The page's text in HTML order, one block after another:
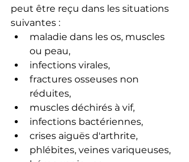
peut être reçu dans les situations
suivantes :
maladie dans les os, muscles
ou peau,
infections virales,
fractures osseuses non
réduites,
muscles déchirés à vif,
infections bactériennes,
crises aiguës d'arthrite,
phlébites, veines variqueuses,